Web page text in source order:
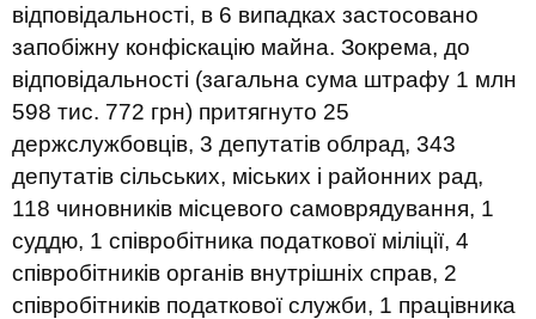
відповідальності, в 6 випадках застосовано
запобіжну конфіскацію майна. Зокрема, до
відповідальності (загальна сума штрафу 1 млн
598 тис. 772 грн) притягнуто 25
держслужбовців, 3 депутатів облрад, 343
депутатів сільських, міських і районних рад,
118 чиновників місцевого самоврядування, 1
суддю, 1 співробітника податкової міліції, 4
співробітників органів внутрішніх справ, 2
співробітників податкової служби, 1 працівника